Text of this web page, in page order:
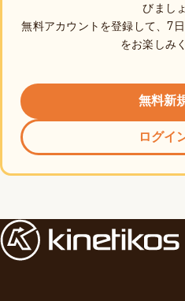
びまし
無料アカウントを登録して、7
をお楽しみ
無料新
ログイ